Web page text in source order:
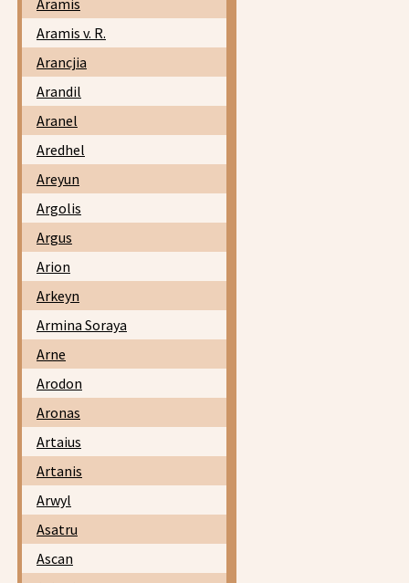
Aramis v. R.
Arancjia
Arandil
Aranel
Aredhel
Areyun
Argolis
Argus
Arion
Arkeyn
Armina Soraya
Arne
Arodon
Aronas
Artaius
Artanis
Arwyl
Asatru
Ascan